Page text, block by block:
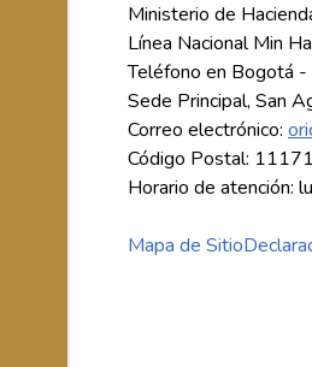
Ministerio de
Línea Nacional Min
Teléfono en Bogotá
Sede Principal, San
Correo electrónico:
Código Postal:
Horario de atención:
Mapa de Sitio